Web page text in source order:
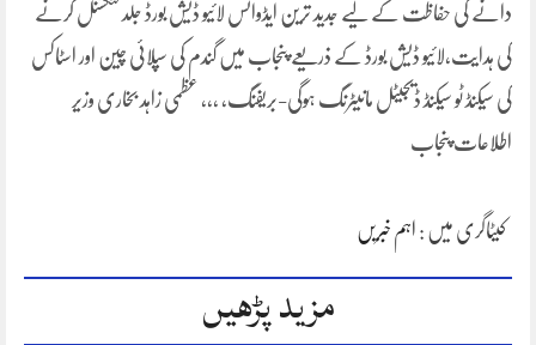
دانے کی حفاظت کے لیے جدید ترین ایڈوانس لائیو ڈیش بورڈ جلد فنکشنل کرنے
کی ہدایت،لائیو ڈیش بورڈ کے ذریعے پنجاب میں گندم کی سپلائی چین اور اسٹاکس
کی سیکنڈ ٹو سیکنڈ ڈیجیٹل مانیٹرنگ ہوگی-بریفنگ، ،،، عظمی زاہد بخاری وزیر
اطلاعات پنجاب
کیٹاگری میں : اہم خبریں
مزید پڑھیں